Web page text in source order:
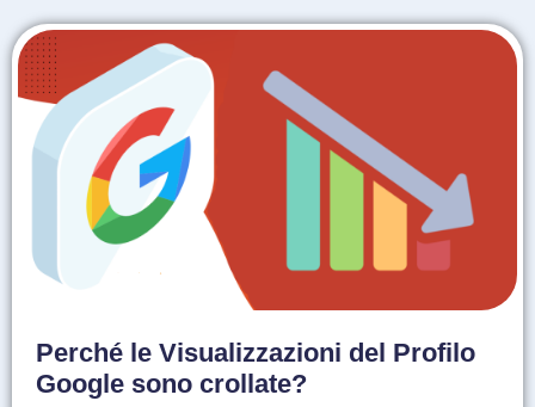
Perché le Visualizzazioni del Profilo
Google sono crollate?